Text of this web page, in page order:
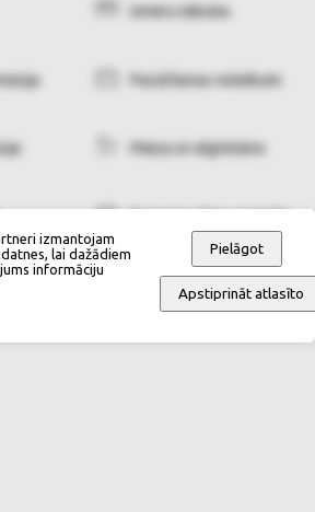
Izmēru tabulas
Pasūtīšanas noteikumi
Maiņa un atgriešana
izmantojam
lai dažādiem
informāciju
Pielāgot
Apstiprināt atlasīto